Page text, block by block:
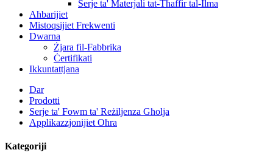
Serje ta' Materjali tat-Tħaffir tal-Ilma
Aħbarijiet
Mistoqsijiet Frekwenti
Dwarna
Żjara fil-Fabbrika
Ċertifikati
Ikkuntattjana
Dar
Prodotti
Serje ta' Fowm ta' Reżiljenza Għolja
Applikazzjonijiet Oħra
Kategoriji